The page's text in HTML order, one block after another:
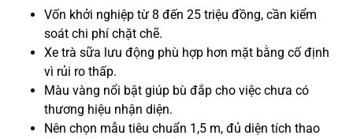
Vốn khởi nghiệp từ 8 đến 25 triệu đồng, cần kiểm
soát chi phí chặt chẽ.
Xe trà sữa lưu động phù hợp hơn mặt bằng cố định
vì rủi ro thấp.
Màu vàng nổi bật giúp bù đắp cho việc chưa có
thương hiệu nhận diện.
Nên chọn mẫu tiêu chuẩn 1,5 m, đủ diện tích thao